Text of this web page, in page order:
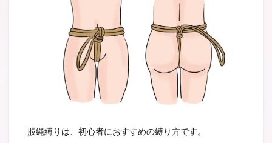
股縄縛りは、初心者におすすめの縛り方です。